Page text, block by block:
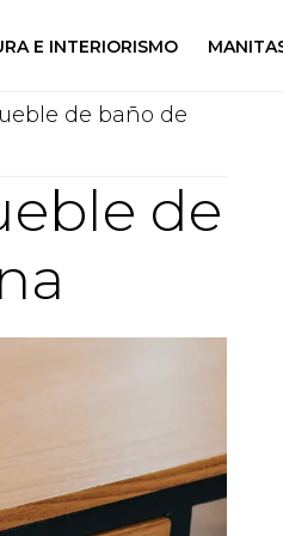
E INTERIORISMO
de baño de
de